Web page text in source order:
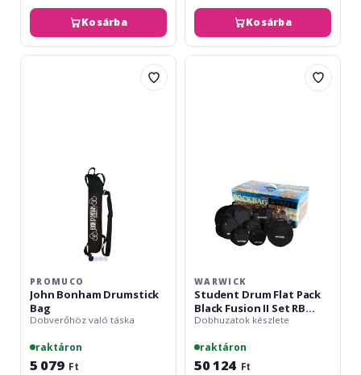
Kosárba Kosárba
Promuco
PROMUCO
John Bonham Drumstick
Bag
Dobverőhöz való táska
raktáron
5 079 Ft
Warwick
22902
WARWICK
Student Drum Flat Pack
Black Fusion II Set RB
22902 B
Dobhuzatok készlete
raktáron
50 124 Ft